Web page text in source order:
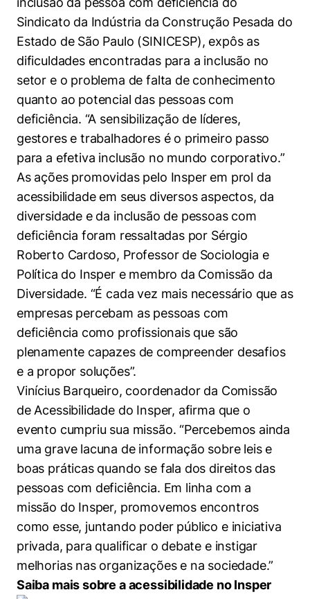
Sindicato da Indústria da Construção Pesada do
Estado de São Paulo (SINICESP), expôs as
dificuldades encontradas para a inclusão no
setor e o problema de falta de conhecimento
quanto ao potencial das pessoas com
deficiência. “A sensibilização de líderes,
gestores e trabalhadores é o primeiro passo
para a efetiva inclusão no mundo corporativo.”
As ações promovidas pelo Insper em prol da
acessibilidade em seus diversos aspectos, da
diversidade e da inclusão de pessoas com
deficiência foram ressaltadas por Sérgio
Roberto Cardoso, Professor de Sociologia e
Política do Insper e membro da Comissão da
Diversidade. “É cada vez mais necessário que as
empresas percebam as pessoas com
deficiência como profissionais que são
plenamente capazes de compreender desafios
e a propor soluções”.
Vinícius Barqueiro, coordenador da Comissão
de Acessibilidade do Insper, afirma que o
evento cumpriu sua missão. “Percebemos ainda
uma grave lacuna de informação sobre leis e
boas práticas quando se fala dos direitos das
pessoas com deficiência. Em linha com a
missão do Insper, promovemos encontros
como esse, juntando poder público e iniciativa
privada, para qualificar o debate e instigar
melhorias nas organizações e na sociedade.”
Saiba mais sobre a acessibilidade no Insper
Cookies estritamente necessários
Cookies de preferências de usuário